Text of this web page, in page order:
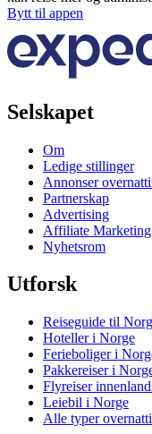
Bytt til appen
Selskapet
Om
Ledige stillinger
Annonser
Partnerskap
Advertising
Affiliate Marketing
Nyhetsrom
Utforsk
Reiseguide til
Hoteller i Norge
Ferieboliger i
Pakkereiser i
Flyreiser
Leiebil i Norge
Alle typer